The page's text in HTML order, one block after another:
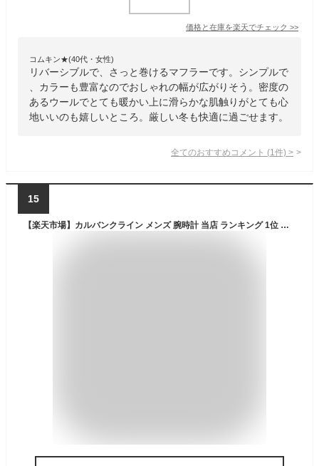
価格と在庫を楽天でチェック >>
コムキン★(40代・女性)
リバーシブルで、さっと巻けるマフラーです。シンプルで
、カラーも豊富なのでおしゃれの幅が広がりそう。密度の
あるウールでとても暖かい上に滑らかな肌触りがとても心
地いいのも嬉しいところ。厳しい冬も快適に過ごせます。
全てのおすすめコメント (1 件) >
15
【楽天市場】カルバンクライン メンズ 腕時計 当店 ランキング 1位 選べる3モデル スイス製 時計 メンズ ハイヌーン クロノグラフ レザー ビジネス 男性 彼氏 旦那 父 息子 男友達 大学生 社会人 就活 内定 合格 入学 誕生日 お祝い ギフト サプライズ プレゼント 合格 入学 卒業 社会人：ペアウォッチ 腕時計 ノップル